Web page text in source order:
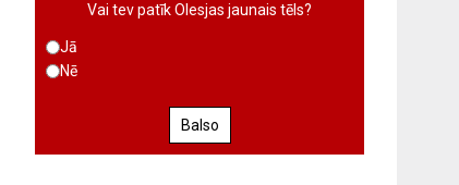
Vai tev patīk Olesjas jaunais tēls?
Jā
Nē
Balso